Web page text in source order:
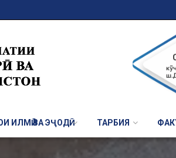
ИЛМӢ ВА ЭҶОДӢ ТАРБИЯ